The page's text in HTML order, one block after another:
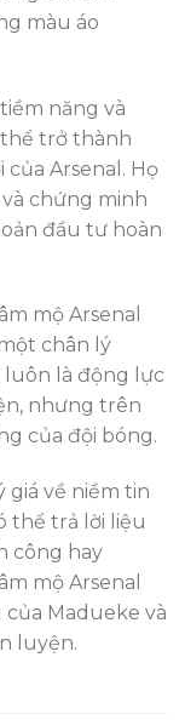
màu áo
năng và
thể trở thành
của Arsenal. Họ
chứng minh
đầu tư hoàn
mộ Arsenal
chân lý
luôn là động lực
nhưng trên
của đội bóng.
giá về niềm tin
thể trả lời liệu
công hay
mộ Arsenal
Madueke và
luyện.